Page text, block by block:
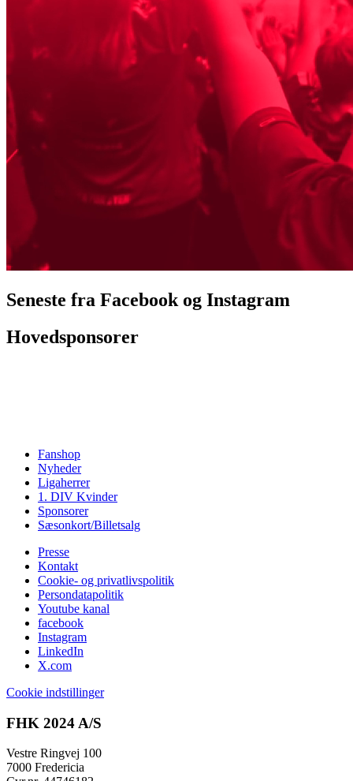
Seneste fra Facebook og Instagram
Hovedsponsorer
Fanshop
Nyheder
Ligaherrer
1. DIV Kvinder
Sponsorer
Sæsonkort/Billetsalg
Presse
Kontakt
Cookie- og privatlivspolitik
Persondatapolitik
Youtube kanal
facebook
Instagram
LinkedIn
X.com
Cookie indstillinger
FHK 2024 A/S
Vestre Ringvej 100
7000 Fredericia